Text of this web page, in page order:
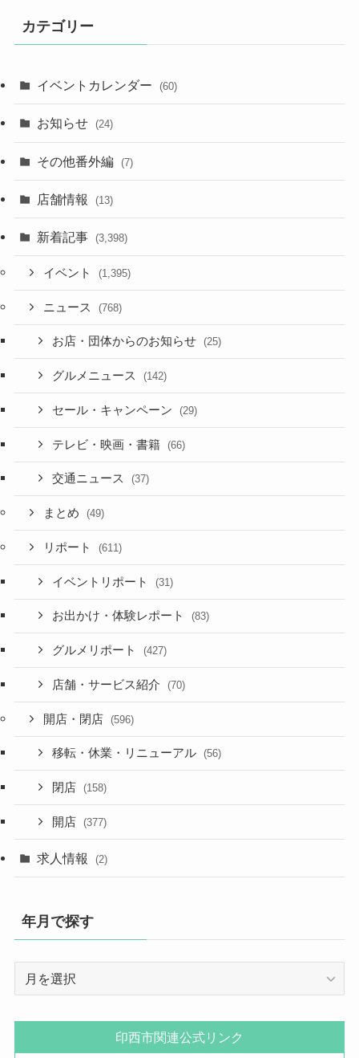
カテゴリー
イベントカレンダー (60)
お知らせ (24)
その他番外編 (7)
店舗情報 (13)
新着記事 (3,398)
イベント (1,395)
ニュース (768)
お店・団体からのお知らせ (25)
グルメニュース (142)
セール・キャンペーン (29)
テレビ・映画・書籍 (66)
交通ニュース (37)
まとめ (49)
リポート (611)
イベントリポート (31)
お出かけ・体験レポート (83)
グルメリポート (427)
店舗・サービス紹介 (70)
開店・閉店 (596)
移転・休業・リニューアル (56)
閉店 (158)
開店 (377)
求人情報 (2)
年月で探す
す
印西市関連公式リンク